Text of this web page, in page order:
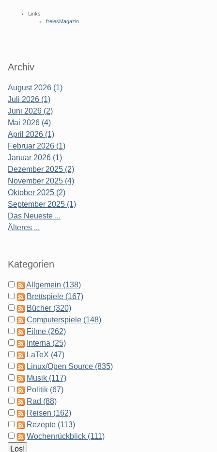
Links
freiesMagazin
Archiv
August 2026 (1)
Juli 2026 (1)
Juni 2026 (2)
Mai 2026 (4)
April 2026 (1)
Februar 2026 (1)
Januar 2026 (1)
Dezember 2025 (2)
November 2025 (4)
Oktober 2025 (2)
September 2025 (1)
Das Neueste ...
Älteres ...
Kategorien
Allgemein (138)
Brettspiele (167)
Bücher (320)
Computerspiele (148)
Filme (262)
Interna (25)
LaTeX (47)
Linux/Open Source (835)
Musik (117)
Politik (67)
Rad (88)
Reisen (162)
Rezepte (113)
Wochenrückblick (111)